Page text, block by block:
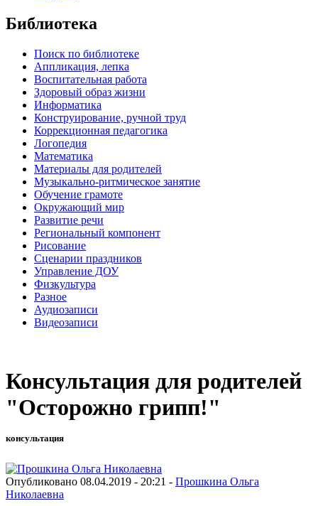
Библиотека
Поиск по библиотеке
Аппликация, лепка
Воспитательная работа
Здоровый образ жизни
Информатика
Конструирование, ручной труд
Коррекционная педагогика
Логопедия
Математика
Материалы для родителей
Музыкально-ритмическое занятие
Обучение грамоте
Окружающий мир
Развитие речи
Региональный компонент
Рисование
Сценарии праздников
Управление ДОУ
Физкультура
Разное
Аудиозаписи
Видеозаписи
Консультация для родителей
"Осторожно грипп!"
консультация
Опубликовано 08.04.2019 - 20:21 - Прошкина Ольга
Николаевна